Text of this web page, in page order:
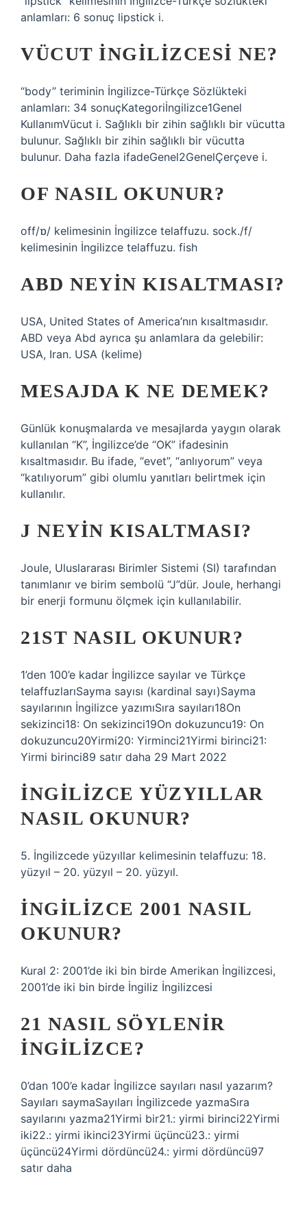
anlamları: 6 sonuç lipstick i.
VÜCUT INGILIZCESI NE?
“body” teriminin İngilizce-Türkçe Sözlükteki
anlamları: 34 sonuçKategoriİngilizce1Genel
KullanımVücut i. Sağlıklı bir zihin sağlıklı bir vücutta
bulunur. Sağlıklı bir zihin sağlıklı bir vücutta
bulunur. Daha fazla ifadeGenel2GenelÇerçeve i.
OF NASIL OKUNUR?
off/ɒ/ kelimesinin İngilizce telaffuzu. sock./f/
kelimesinin İngilizce telaffuzu. fish
ABD NEYIN KISALTMASI?
USA, United States of America’nın kısaltmasıdır.
ABD veya Abd ayrıca şu anlamlara da gelebilir:
USA, Iran. USA (kelime)
MESAJDA K NE DEMEK?
Günlük konuşmalarda ve mesajlarda yaygın olarak
kullanılan “K”, İngilizce’de “OK” ifadesinin
kısaltmasıdır. Bu ifade, “evet”, “anlıyorum” veya
“katılıyorum” gibi olumlu yanıtları belirtmek için
kullanılır.
J NEYIN KISALTMASI?
Joule, Uluslararası Birimler Sistemi (SI) tarafından
tanımlanır ve birim sembolü “J”dür. Joule, herhangi
bir enerji formunu ölçmek için kullanılabilir.
21ST NASIL OKUNUR?
1’den 100’e kadar İngilizce sayılar ve Türkçe
telaffuzlarıSayma sayısı (kardinal sayı)Sayma
sayılarının İngilizce yazımıSıra sayıları18On
sekizinci18: On sekizinci19On dokuzuncu19: On
dokuzuncu20Yirmi20: Yirminci21Yirmi birinci21:
Yirmi birinci89 satır daha 29 Mart 2022
İNGILIZCE YÜZYILLAR
NASIL OKUNUR?
5. İngilizcede yüzyıllar kelimesinin telaffuzu: 18.
yüzyıl – 20. yüzyıl – 20. yüzyıl.
İNGILIZCE 2001 NASIL
OKUNUR?
Kural 2: 2001’de iki bin birde Amerikan İngilizcesi,
2001’de iki bin birde İngiliz İngilizcesi
21 NASIL SÖYLENIR
INGILIZCE?
0’dan 100’e kadar İngilizce sayıları nasıl yazarım?
Sayıları saymaSayıları İngilizcede yazmaSıra
sayılarını yazma21Yirmi bir21.: yirmi birinci22Yirmi
iki22.: yirmi ikinci23Yirmi üçüncü23.: yirmi
üçüncü24Yirmi dördüncü24.: yirmi dördüncü97
satır daha